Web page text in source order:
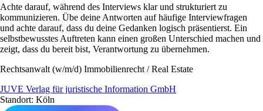
Achte darauf, während des Interviews klar und strukturiert zu
kommunizieren. Übe deine Antworten auf häufige Interviewfragen
und achte darauf, dass du deine Gedanken logisch präsentierst. Ein
selbstbewusstes Auftreten kann einen großen Unterschied machen und
zeigt, dass du bereit bist, Verantwortung zu übernehmen.
Rechtsanwalt (w/m/d) Immobilienrecht / Real Estate
JUVE Verlag für juristische Information GmbH
Standort: Köln